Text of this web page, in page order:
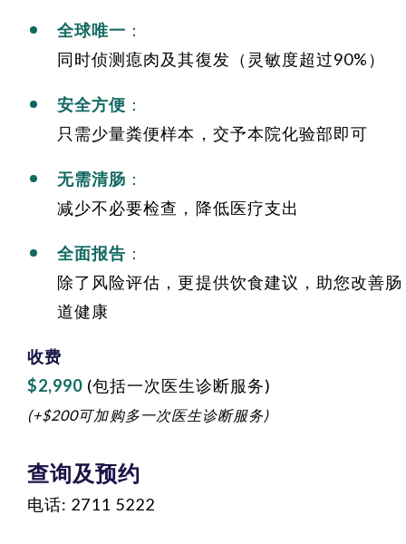
全球唯一 ：
同时侦测瘜肉及其復发（灵敏度超过90%）
安全方便 ：
只需少量粪便样本，交予本院化验部即可
无需清肠 ：
减少不必要检查，降低医疗支出
全面报告 ：
除了风险评估，更提供饮食建议，助您改善肠
道健康
收费
$2,990 (包括一次医生诊断服务)
(+$200可加购多一次医生诊断服务)
查询及预约
电话: 2711 5222